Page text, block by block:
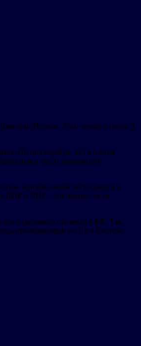
Песков. Этой темой в среду, 2
Он подчеркнул, что в планы
в части возможного
которая якобы обсуждается в
ДНР и ЛНР – составные части
отдельного субъекта в РФ. Так,
проживающим на Юго-Востоке